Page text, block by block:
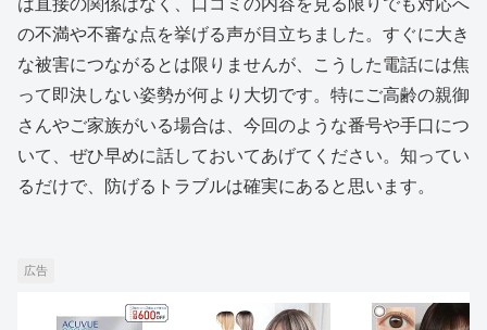
は直接の関係はなく、口コミの内容を見る限りでも対応へ
の不満や不審な点を挙げる声が目立ちました。すぐに大き
な被害につながるとは限りませんが、こうした電話には焦
って即決しない姿勢が何より大切です。特にご高齢の親御
さんやご家族がいる場合は、今回のような番号や手口につ
いて、ぜひ早めに話しておいてあげてください。知ってい
るだけで、防げるトラブルは確実にあると思います。
広告